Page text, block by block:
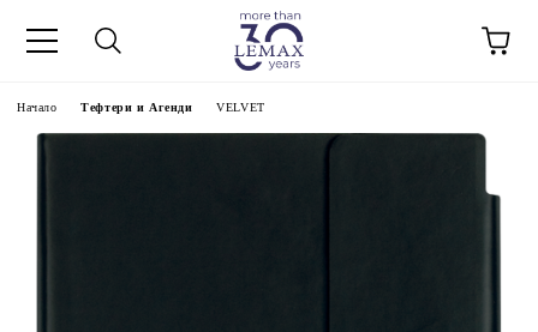
Начало Тефтери и Агенди VELVET